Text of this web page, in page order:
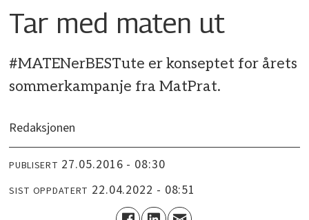
Tar med maten ut
#MATENerBESTute er konseptet for årets
sommerkampanje fra MatPrat.
Redaksjonen
PUBLISERT 27.05.2016 - 08:30
SIST OPPDATERT 22.04.2022 - 08:51